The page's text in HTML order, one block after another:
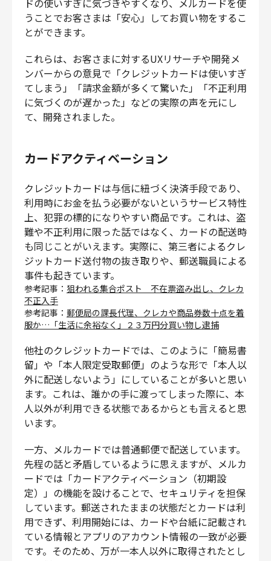
ドの使いすぎに気づきやすくなり、メルカードを使
うことでお客さまは「安心」してお買い物をするこ
とができます。
これらは、お客さまに対するUXリサーチや開発メ
ンバーからの意見で「クレジットカードは使いすぎ
てしまう」「請求金額が多くて驚いた」「不正利用
に気づくのが遅かった」などの実際の声を元にし
て、開発されました。
カードアクティベーション
クレジットカードは与信に紐づく決済手段であり、
利用時にお金を払う必要がないというサービス特性
上、犯罪の標的になりやすい商品です。これは、盗
難や不正利用に限った話ではなく、カードの配送時
も同じことがいえます。実際に、第三者によるクレ
ジットカード送付物の抜き取りや、郵送職員による
事件も起きています。
参考記事： 狙われる集合ポスト 不在票盗み出し、クレカ
不正入手
参考記事： 郵便局の課長代理、クレカや商品券数十点を着
服か…「生活に余裕なく」２３万円分買い物し逮捕
他社のクレジットカードでは、このように「簡易書
留」や「本人限定受取郵便」のような形で「本人以
外に配送しないよう」にしていることが多いと思い
ます。これは、誰かの手に渡ってしまった際に、本
人以外が利用できる状態であるからとも言えると思
います。
一方、メルカードでは普通郵便で配送しています。
先程の話と矛盾しているように思えますが、メルカ
ードでは「カードアクティベーション（初期設
定）」の機能を設けることで、セキュリティを担保
しています。郵送されたままの状態だとカードは利
用できず、利用開始には、カードや台紙に記載され
ている情報とアプリのアカウント情報の一致が必要
です。そのため、万が一本人以外に取得されたとし